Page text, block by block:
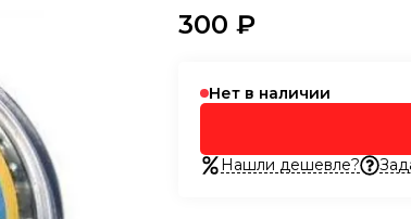
300 ₽
Нет в наличии
Нашли дешевле?